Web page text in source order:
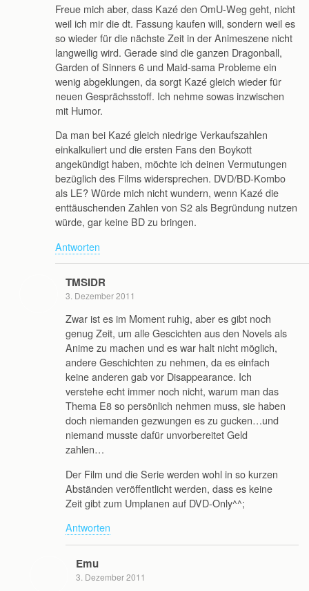
Freue mich aber, dass Kazé den OmU-Weg geht, nicht
weil ich mir die dt. Fassung kaufen will, sondern weil es
so wieder für die nächste Zeit in der Animeszene nicht
langweilig wird. Gerade sind die ganzen Dragonball,
Garden of Sinners 6 und Maid-sama Probleme ein
wenig abgeklungen, da sorgt Kazé gleich wieder für
neuen Gesprächsstoff. Ich nehme sowas inzwischen
mit Humor.
Da man bei Kazé gleich niedrige Verkaufszahlen
einkalkuliert und die ersten Fans den Boykott
angekündigt haben, möchte ich deinen Vermutungen
bezüglich des Films widersprechen. DVD/BD-Kombo
als LE? Würde mich nicht wundern, wenn Kazé die
enttäuschenden Zahlen von S2 als Begründung nutzen
würde, gar keine BD zu bringen.
Antworten
TMSIDR
3. Dezember 2011
Zwar ist es im Moment ruhig, aber es gibt noch
genug Zeit, um alle Gescichten aus den Novels als
Anime zu machen und es war halt nicht möglich,
andere Geschichten zu nehmen, da es einfach
keine anderen gab vor Disappearance. Ich
verstehe echt immer noch nicht, warum man das
Thema E8 so persönlich nehmen muss, sie haben
doch niemanden gezwungen es zu gucken…und
niemand musste dafür unvorbereitet Geld
zahlen…
Der Film und die Serie werden wohl in so kurzen
Abständen veröffentlicht werden, dass es keine
Zeit gibt zum Umplanen auf DVD-Only^^;
Antworten
Emu
3. Dezember 2011